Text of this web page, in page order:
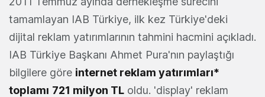
tamamlayan IAB Türkiye, ilk kez Türkiye'deki
dijital reklam yatırımlarının tahmini hacmini açıkladı.
IAB Türkiye Başkanı Ahmet Pura'nın paylaştığı
bilgilere göre internet reklam yatırımları*
toplamı 721 milyon TL oldu. 'display' reklam